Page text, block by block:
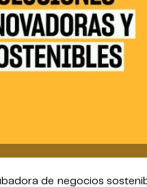
de negocios